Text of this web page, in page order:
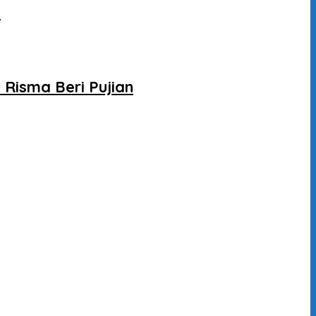
Beri Pujian